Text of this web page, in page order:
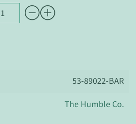
53-89022-BAR
The Humble Co.